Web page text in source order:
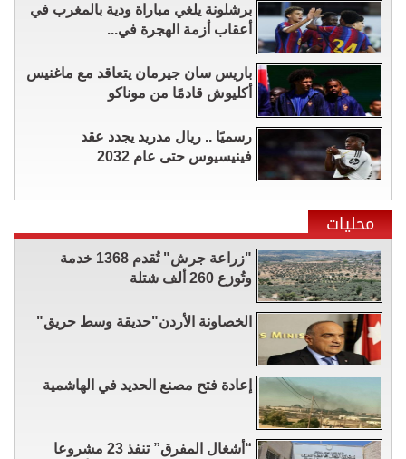
برشلونة يلغي مباراة ودية بالمغرب في
أعقاب أزمة الهجرة في...
باريس سان جيرمان يتعاقد مع ماغنيس
أكليوش قادمًا من موناكو
رسميًا .. ريال مدريد يجدد عقد
فينيسيوس حتى عام 2032
محليات
"زراعة جرش" تُقدم 1368 خدمة
وتُوزع 260 ألف شتلة
الخصاونة الأردن"حديقة وسط حريق"
إعادة فتح مصنع الحديد في الهاشمية
“أشغال المفرق” تنفذ 23 مشروعا